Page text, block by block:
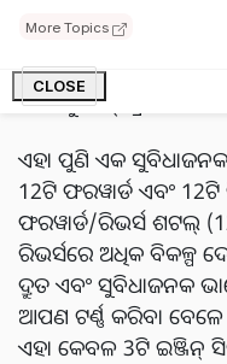
More Topics
CLOSE
ଚାଷ ଏବଂ ଭାରୀ କାମ
ଶକ୍ତି 26 କିଲୋୱାଟ୍ (34.8
ରେଭଲ୍ୟୁସନ୍ ପ୍ରତି ମିନିଟରେ
ଏହା ପୁଣି ଏକ
12ଟି ଫରୱାର୍ଡ ଏବଂ
ଫରୱାର୍ଡ/ରିଭର୍ସ ଶଟଲ୍
ରିଭର୍ସରେ ଅଧିକ ବିକଳ୍ପ
ଦ୍ରୁତ ଏବଂ ସୁବିଧାଜନକ
ଆପଣ ଟର୍ଣ୍ଣ କରିବା ବେଳେ
ଏହା କେବଳ 3ଟି ଇଞ୍ଜିନ୍